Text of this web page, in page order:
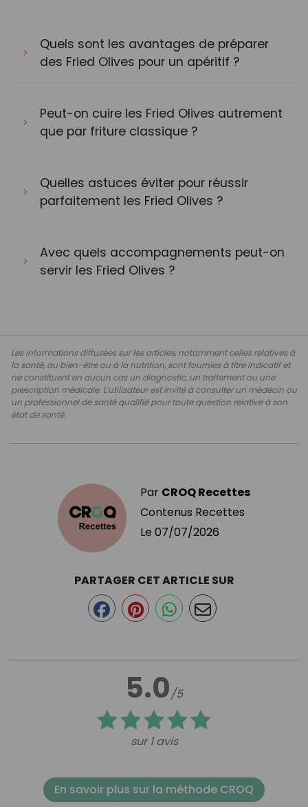
Quels sont les avantages de préparer
des Fried Olives pour un apéritif ?
Peut-on cuire les Fried Olives autrement
que par friture classique ?
Quelles astuces éviter pour réussir
parfaitement les Fried Olives ?
Avec quels accompagnements peut-on
servir les Fried Olives ?
Les informations diffusées sur les articles, notamment celles relatives à
la santé, au bien-être ou à la nutrition, sont fournies à titre indicatif et
ne constituent en aucun cas un diagnostic, un traitement ou une
prescription médicale. L'utilisateur est invité à consulter un médecin ou
un professionnel de santé qualifié pour toute question relative à son
état de santé.
Par CROQ Recettes
Contenus Recettes
Le 07/07/2026
5.0/5
sur 1 avis
PARTAGER CET ARTICLE SUR
En savoir plus sur la méthode CROQ